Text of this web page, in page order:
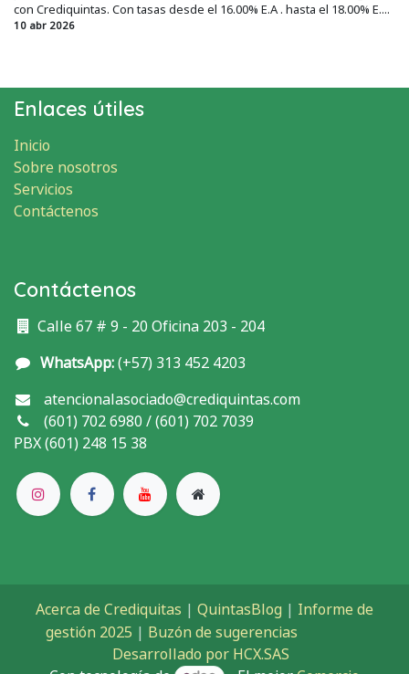
con Crediquintas. Con tasas desde el 16.00% E.A . hasta el 18.00% E....
10 abr 2026
Enlaces útiles
Inicio
Sobre nosotros
Servicios
Contáctenos
Contáctenos
Calle 67 # 9 - 20 Oficina 203 - 204
WhatsApp:(+57) 313 452 4203
atencionalasociado@crediquintas.com
(601) 702 6980 / (601) 702 7039
PBX (601) 248 15 38
Acerca de Crediquitas QuintasBlog
Informe de
gestión 2025
Buzón de sugerencias
Desarrollado por HCX.SAS